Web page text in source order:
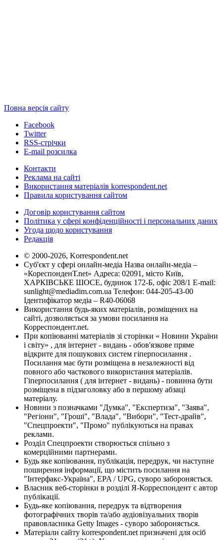
Повна версія сайту
Facebook
Twitter
RSS-стрічки
E-mail розсилка
Контакти
Реклама на сайті
Використання матеріалів korrespondent.net
Правила користування сайтом
Договір користування сайтом
Політика у сфері конфіденційності і персональних даних
Угода щодо користування
Редакція
© 2000-2026, Korrespondent.net
Суб'єкт у сфері онлайн-медіа Назва онлайн-медіа –
«КореспонденТ.net» Адреса: 02091, місто Київ,
ХАРКІВСЬКЕ ШОСЕ, будинок 172-Б, офіс 208/1 E-mail:
sunlight@mediadim.com.ua Телефон: 044-205-43-00
Ідентифікатор медіа – R40-06068
Використання будь-яких матеріалів, розміщених на
сайті, дозволяється за умови посилання на
Корреспондент.net.
При копіюванні матеріалів зі сторінки « Новини України
і світу» , для інтернет - видань - обов'язкове пряме
відкрите для пошукових систем гіперпосилання .
Посилання має бути розміщена в незалежності від
повного або часткового використання матеріалів.
Гіперпосилання ( для інтернет - видань) - повинна бути
розміщена в підзаголовку або в першому абзаці
матеріалу.
Новини з позначками "Думка", "Експертиза", "Заява",
"Регіони", "Гроші", "Влада", "Вибори", "Тест-драйв",
"Спецпроекти", "Промо" публікуються на правах
реклами.
Розділ Спецпроекти створюється спільно з
комерційними партнерами.
Будь яке копіювання, публікація, передрук, чи наступне
поширення інформації, що містить посилання на
"Інтерфакс-Україна", EPA / UPG, суворо забороняється.
Власник веб-сторінки в розділі Я-Корреспондент є автор
публікації.
Будь-яке копіювання, передрук та відтворення
фотографічних творів та/або аудіовізуальних творів
правовласника Getty Images - суворо забороняється.
Матеріали сайту korrespondent.net призначені для осіб